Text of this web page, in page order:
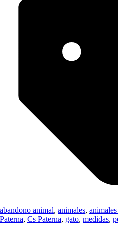
abandono animal, animales,
Paterna, Cs Paterna, gato, medidas,